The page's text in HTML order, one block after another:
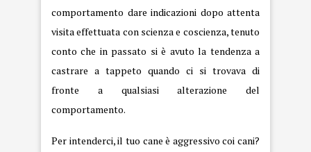
comportamento dare indicazioni dopo attenta
visita effettuata con scienza e coscienza, tenuto
conto che in passato si è avuto la tendenza a
castrare a tappeto quando ci si trovava di
fronte a qualsiasi alterazione del
comportamento.
Per intenderci, il tuo cane è aggressivo coi cani?